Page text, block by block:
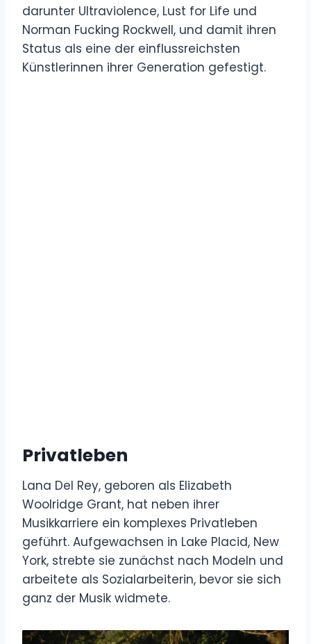
darunter Ultraviolence, Lust for Life und
Norman Fucking Rockwell, und damit ihren
Status als eine der einflussreichsten
Künstlerinnen ihrer Generation gefestigt.
Privatleben
Lana Del Rey, geboren als Elizabeth
Woolridge Grant, hat neben ihrer
Musikkarriere ein komplexes Privatleben
geführt. Aufgewachsen in Lake Placid, New
York, strebte sie zunächst nach Modeln und
arbeitete als Sozialarbeiterin, bevor sie sich
ganz der Musik widmete.